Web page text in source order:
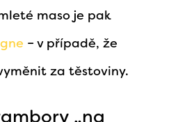
maso je pak
– v případě, že
za těstoviny.
„na